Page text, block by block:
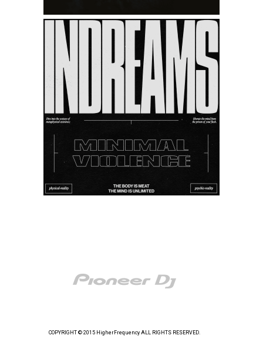
COPYRIGHT © 2015 HigherFrequency ALL RIGHTS RESERVED.